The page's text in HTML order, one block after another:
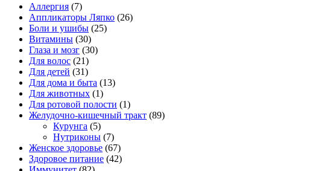
Аллергия (7)
Аппликаторы Ляпко (26)
Боли и ушибы (25)
Витамины (30)
Глаза и мозг (30)
Для волос (21)
Для детей (31)
Для дома и быта (13)
Для животных (1)
Для ротовой полости (1)
Желудочно-кишечный тракт (89)
Курунга (5)
Нутриконы (7)
Женское здоровье (67)
Здоровое питание (42)